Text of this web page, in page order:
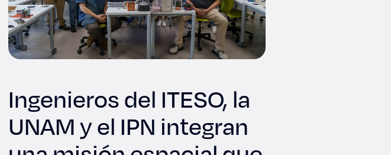
Ingenieros del ITESO, la
UNAM y el IPN integran